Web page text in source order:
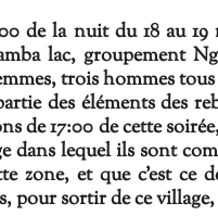
de la nuit du 18 au
lac, groupement
trois hommes
des éléments des
de 17:00 de cette
dans lequel ils sont
zone, et que c'est ce
pour sortir de ce